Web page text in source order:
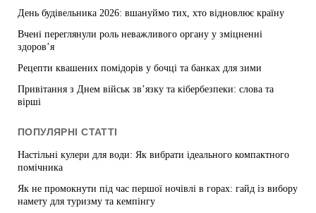
День будівельника 2026: вшануймо тих, хто відновлює країну
Вчені переглянули роль неважливого органу у зміцненні
здоров’я
Рецепти квашених помідорів у бочці та банках для зими
Привітання з Днем військ зв’язку та кібербезпеки: слова та
вірші
ПОПУЛЯРНІ СТАТТІ
Настільні кулери для води: Як вибрати ідеального компактного
помічника
Як не промокнути під час першої ночівлі в горах: гайд із вибору
намету для туризму та кемпінгу